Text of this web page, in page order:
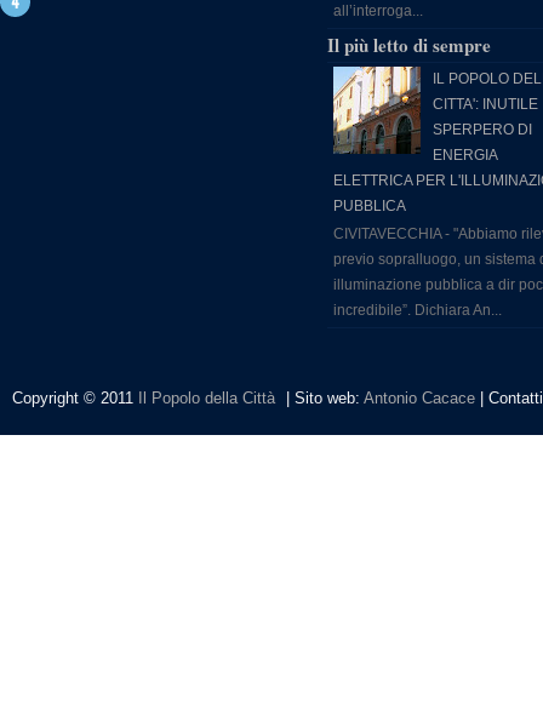
all’interroga...
Il più letto di sempre
IL POPOLO
CITTA': INUTILE
SPERPERO DI
ENERGIA
ELETTRICA PER
PUBBLICA
CIVITAVECCHIA - "Abbiamo
previo sopralluogo, un sistema
illuminazione pubblica a dir
incredibile”. Dichiara An...
Copyright © 2011 Il Popolo della Città | Sito web: Antonio Cacace |